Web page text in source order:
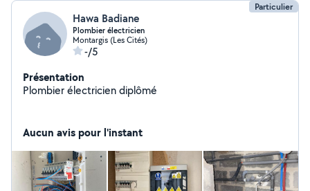
Particulier
Hawa Badiane
Plombier électricien
Montargis (Les Cités)
-/5
Présentation
Plombier électricien diplômé
Aucun avis pour l'instant